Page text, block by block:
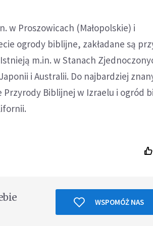
w Proszowicach (Małopolskie) i
ogrody biblijne, zakładane są
m.in. w Stanach
i Australii. Do najbardziej
Przyrody Biblijnej w Izraelu i ogród
WSPOMÓŻ NAS